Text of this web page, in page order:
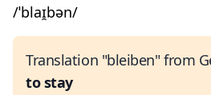
/ˈblaɪ̯bən/
Translation "bleiben" from
to stay